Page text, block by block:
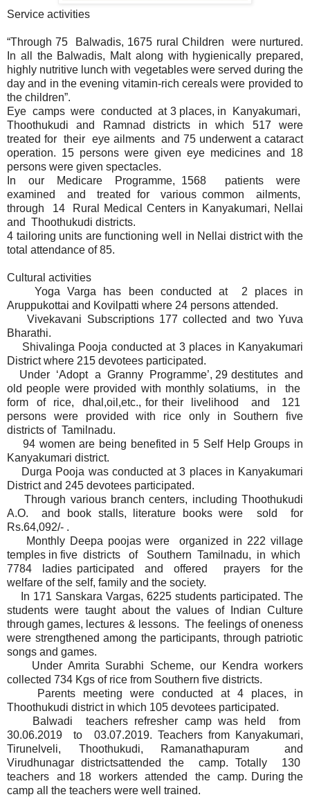
Service activities
“Through 75 Balwadis, 1675 rural Children were nurtured.
In all the Balwadis, Malt along with hygienically prepared,
highly nutritive lunch with vegetables were served during the
day and in the evening vitamin-rich cereals were provided to
the children”.
Eye camps were conducted at 3 places, in Kanyakumari,
Thoothukudi and Ramnad districts in which 517 were
treated for their eye ailments and 75 underwent a cataract
operation. 15 persons were given eye medicines and 18
persons were given spectacles.
In our Medicare Programme, 1568 patients were
examined and treated for various common ailments,
through 14 Rural Medical Centers in Kanyakumari, Nellai
and Thoothukudi districts.
4 tailoring units are functioning well in Nellai district with the
total attendance of 85.
Cultural activities
Yoga Varga has been conducted at 2 places in
Aruppukottai and Kovilpatti where 24 persons attended.
Vivekavani Subscriptions 177 collected and two Yuva
Bharathi.
Shivalinga Pooja conducted at 3 places in Kanyakumari
District where 215 devotees participated.
Under ‘Adopt a Granny Programme’, 29 destitutes and
old people were provided with monthly solatiums, in the
form of rice, dhal,oil,etc., for their livelihood and 121
persons were provided with rice only in Southern five
districts of Tamilnadu.
94 women are being benefited in 5 Self Help Groups in
Kanyakumari district.
Durga Pooja was conducted at 3 places in Kanyakumari
District and 245 devotees participated.
Through various branch centers, including Thoothukudi
A.O. and book stalls, literature books were sold for
Rs.64,092/- .
Monthly Deepa poojas were organized in 222 village
temples in five districts of Southern Tamilnadu, in which
7784 ladies participated and offered prayers for the
welfare of the self, family and the society.
In 171 Sanskara Vargas, 6225 students participated. The
students were taught about the values of Indian Culture
through games, lectures & lessons. The feelings of oneness
were strengthened among the participants, through patriotic
songs and games.
Under Amrita Surabhi Scheme, our Kendra workers
collected 734 Kgs of rice from Southern five districts.
Parents meeting were conducted at 4 places, in
Thoothukudi district in which 105 devotees participated.
Balwadi teachers refresher camp was held from
30.06.2019 to 03.07.2019. Teachers from Kanyakumari,
Tirunelveli, Thoothukudi, Ramanathapuram and
Virudhunagar districtsattended the camp. Totally 130
teachers and 18 workers attended the camp. During the
camp all the teachers were well trained.